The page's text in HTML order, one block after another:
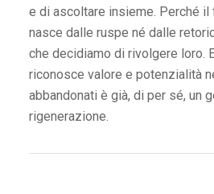
e di ascoltare insieme. Perché il
nasce dalle ruspe né dalle
che decidiamo di rivolgere loro.
riconosce valore e potenzialità
abbandonati è già, di per sé, un
rigenerazione.